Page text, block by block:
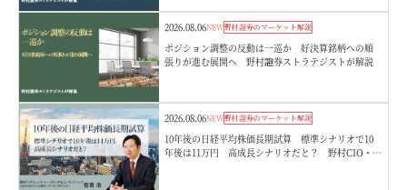
2026.08.06NEW野村證券のマーケット解説
ポジション調整の反動は一巡か 好決算銘柄への順
張りが進む展開へ 野村證券ストラテジストが解説
2026.08.06NEW野村證券のマーケット解説
10年後の日経平均株価長期試算 標準シナリオで10
年後は11万円 高成長シナリオだと？ 野村CIO・宮